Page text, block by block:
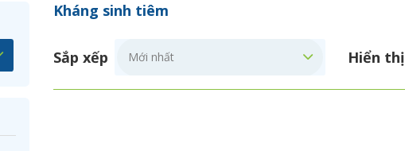
Kháng sinh tiêm
Sắp xếp Hiển thị